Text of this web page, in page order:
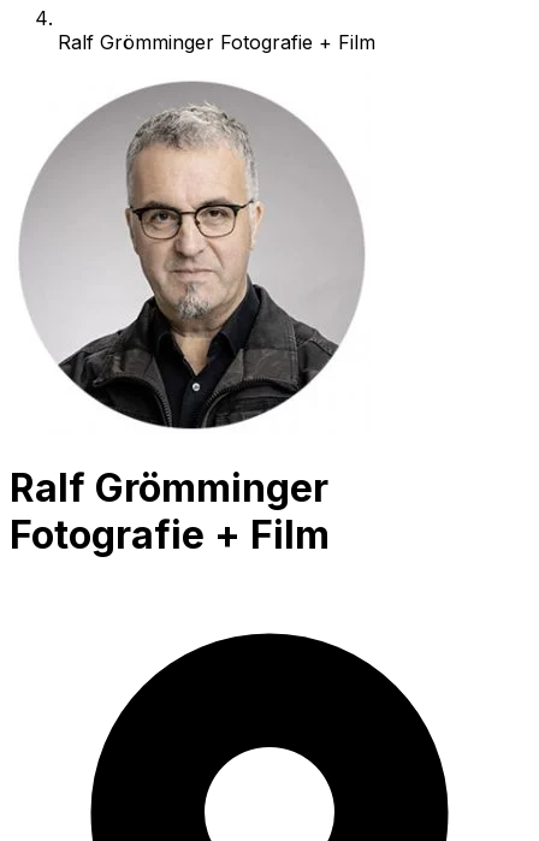
Ralf Grömminger Fotografie + Film
Ralf Grömminger
Fotografie + Film